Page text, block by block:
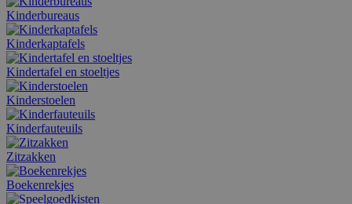
Kinderbureaus
Kinderkaptafels
Kindertafel en stoeltjes
Kinderstoelen
Kinderfauteuils
Zitzakken
Boekenrekjes